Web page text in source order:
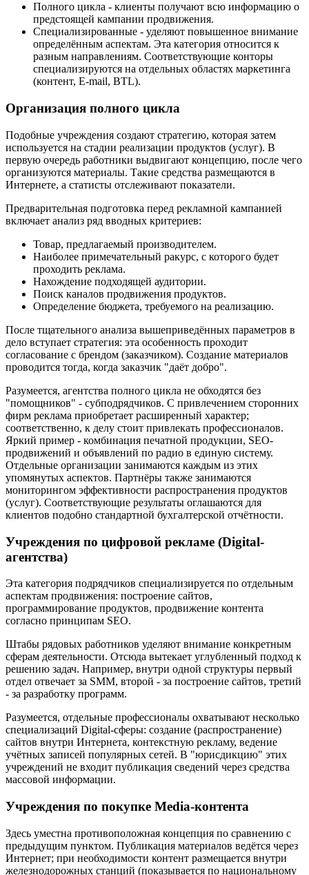
Полного цикла - клиенты получают всю информацию о
предстоящей кампании продвижения.
Специализированные - уделяют повышенное внимание
определённым аспектам. Эта категория относится к
разным направлениям. Соответствующие конторы
специализируются на отдельных областях маркетинга
(контент, E-mail, BTL).
Организация полного цикла
Подобные учреждения создают стратегию, которая затем
используется на стадии реализации продуктов (услуг). В
первую очередь работники выдвигают концепцию, после чего
организуются материалы. Такие средства размещаются в
Интернете, а статисты отслеживают показатели.
Предварительная подготовка перед рекламной кампанией
включает анализ ряд вводных критериев:
Товар, предлагаемый производителем.
Наиболее примечательный ракурс, с которого будет
проходить реклама.
Нахождение подходящей аудитории.
Поиск каналов продвижения продуктов.
Определение бюджета, требуемого на реализацию.
После тщательного анализа вышеприведённых параметров в
дело вступает стратегия: эта особенность проходит
согласование с брендом (заказчиком). Создание материалов
проводится тогда, когда заказчик "даёт добро".
Разумеется, агентства полного цикла не обходятся без
"помощников" - субподрядчиков. С привлечением сторонних
фирм реклама приобретает расширенный характер;
соответственно, к делу стоит привлекать профессионалов.
Яркий пример - комбинация печатной продукции, SEO-
продвижений и объявлений по радио в единую систему.
Отдельные организации занимаются каждым из этих
упомянутых аспектов. Партнёры также занимаются
мониторингом эффективности распространения продуктов
(услуг). Соответствующие результаты оглашаются для
клиентов подобно стандартной бухгалтерской отчётности.
Учреждения по цифровой рекламе (Digital-
агентства)
Эта категория подрядчиков специализируется по отдельным
аспектам продвижения: построение сайтов,
программирование продуктов, продвижение контента
согласно принципам SEO.
Штабы рядовых работников уделяют внимание конкретным
сферам деятельности. Отсюда вытекает углубленный подход к
решению задач. Например, внутри одной структуры первый
отдел отвечает за SMM, второй - за построение сайтов, третий
- за разработку программ.
Разумеется, отдельные профессионалы охватывают несколько
специализаций Digital-сферы: создание (распространение)
сайтов внутри Интернета, контекстную рекламу, ведение
учётных записей популярных сетей. В "юрисдикцию" этих
учреждений не входит публикация сведений через средства
массовой информации.
Учреждения по покупке Media-контента
Здесь уместна противоположная концепция по сравнению с
предыдущим пунктом. Публикация материалов ведётся через
Интернет; при необходимости контент размещается внутри
железнодорожных станций (показывается по национальному